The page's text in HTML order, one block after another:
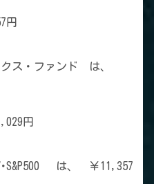
円
クス・ファンド は、
円
S&P500 は、 ￥11,357